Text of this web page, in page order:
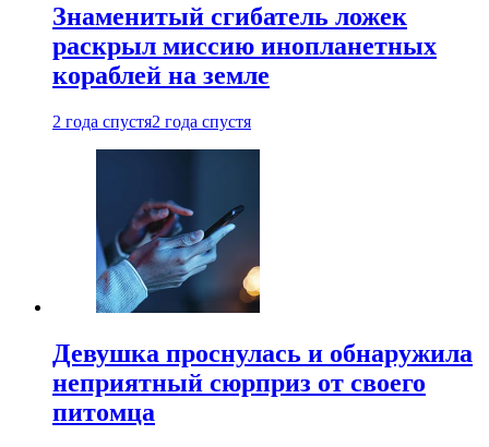
Знаменитый сгибатель ложек
раскрыл миссию инопланетных
кораблей на земле
2 года спустя2 года спустя
Девушка проснулась и обнаружила
неприятный сюрприз от своего
питомца